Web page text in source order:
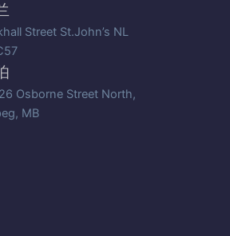
Street St.John’s NL
Osborne Street North,
MB